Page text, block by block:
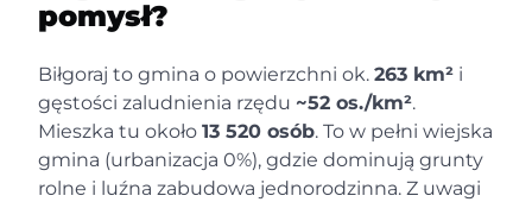
pomysł?
Biłgoraj to gmina o powierzchni ok. 263 km² i
gęstości zaludnienia rzędu ~52 os./km².
Mieszka tu około 13 520 osób. To w pełni wiejska
gmina (urbanizacja 0%), gdzie dominują grunty
rolne i luźna zabudowa jednorodzinna. Z uwagi